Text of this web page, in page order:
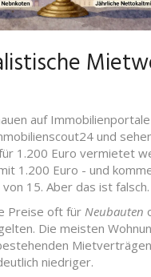
auf
und
1.200 Euro vermietet
1.200 Euro - und
15. Aber das ist falsch.
Preise oft für Neubauten
gelten. Die meisten
niedriger.